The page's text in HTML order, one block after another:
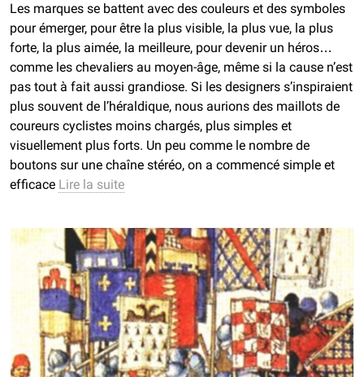
Les marques se battent avec des couleurs et des symboles
pour émerger, pour être la plus visible, la plus vue, la plus
forte, la plus aimée, la meilleure, pour devenir un héros…
comme les chevaliers au moyen-âge, même si la cause n’est
pas tout à fait aussi grandiose. Si les designers s’inspiraient
plus souvent de l’héraldique, nous aurions des maillots de
coureurs cyclistes moins chargés, plus simples et
visuellement plus forts. Un peu comme le nombre de
boutons sur une chaîne stéréo, on a commencé simple et
efficace Lire la suite